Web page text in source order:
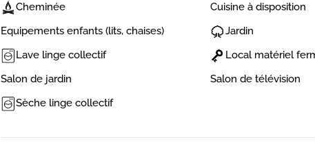
Cheminée
Cuisine à disposition
Equipements enfants (lits, chaises)
Jardin
Lave linge collectif
Local matériel
Salon de jardin
Salon de télévision
Sèche linge collectif